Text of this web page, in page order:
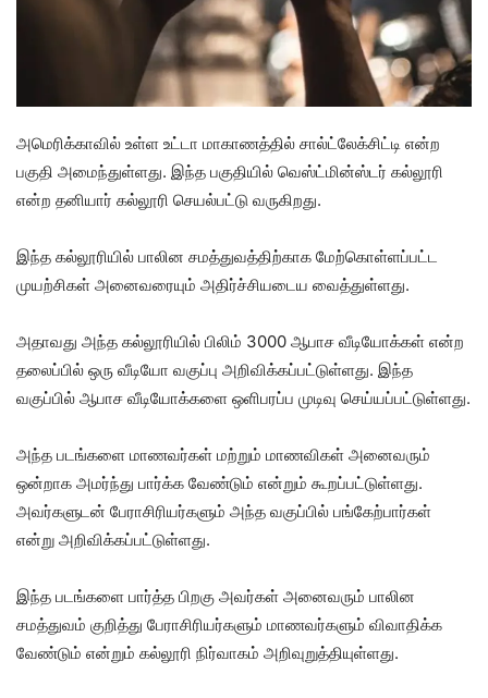
அமெரிக்காவில் உள்ள உட்டா மாகாணத்தில் சால்ட்லேக்சிட்டி என்ற
பகுதி அமைந்துள்ளது. இந்த பகுதியில் வெஸ்ட்மின்ஸ்டர் கல்லூரி
என்ற தனியார் கல்லூரி செயல்பட்டு வருகிறது.
இந்த கல்லூரியில் பாலின சமத்துவத்திற்காக மேற்கொள்ளப்பட்ட
முயற்சிகள் அனைவரையும் அதிர்ச்சியடைய வைத்துள்ளது.
அதாவது அந்த கல்லூரியில் பிலிம் 3000 ஆபாச வீடியோக்கள் என்ற
தலைப்பில் ஒரு வீடியோ வகுப்பு அறிவிக்கப்பட்டுள்ளது. இந்த
வகுப்பில் ஆபாச வீடியோக்களை ஒளிபரப்ப முடிவு செய்யப்பட்டுள்ளது.
அந்த படங்களை மாணவர்கள் மற்றும் மாணவிகள் அனைவரும்
ஒன்றாக அமர்ந்து பார்க்க வேண்டும் என்றும் கூறப்பட்டுள்ளது.
அவர்களுடன் பேராசிரியர்களும் அந்த வகுப்பில் பங்கேற்பார்கள்
என்று அறிவிக்கப்பட்டுள்ளது.
இந்த படங்களை பார்த்த பிறகு அவர்கள் அனைவரும் பாலின
சமத்துவம் குறித்து பேராசிரியர்களும் மாணவர்களும் விவாதிக்க
வேண்டும் என்றும் கல்லூரி நிர்வாகம் அறிவுறுத்தியுள்ளது.